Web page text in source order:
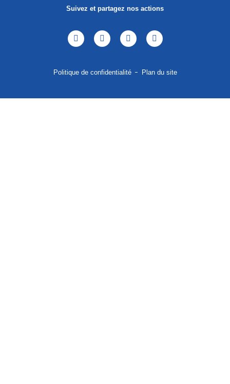
Suivez et partagez nos actions
Politique de confidentialité Plan du site